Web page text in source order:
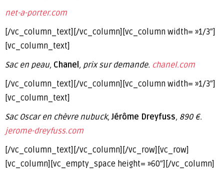
net-a-porter.com
[/vc_column_text][/vc_column][vc_column width= »1/3″]
[vc_column_text]
Sac en peau, Chanel, prix sur demande. chanel.com
[/vc_column_text][/vc_column][vc_column width= »1/3″]
[vc_column_text]
Sac Oscar en chèvre nubuck, Jérôme Dreyfuss, 890 €.
jerome-dreyfuss.com
[/vc_column_text][/vc_column][/vc_row][vc_row]
[vc_column][vc_empty_space height= »60″][/vc_column]